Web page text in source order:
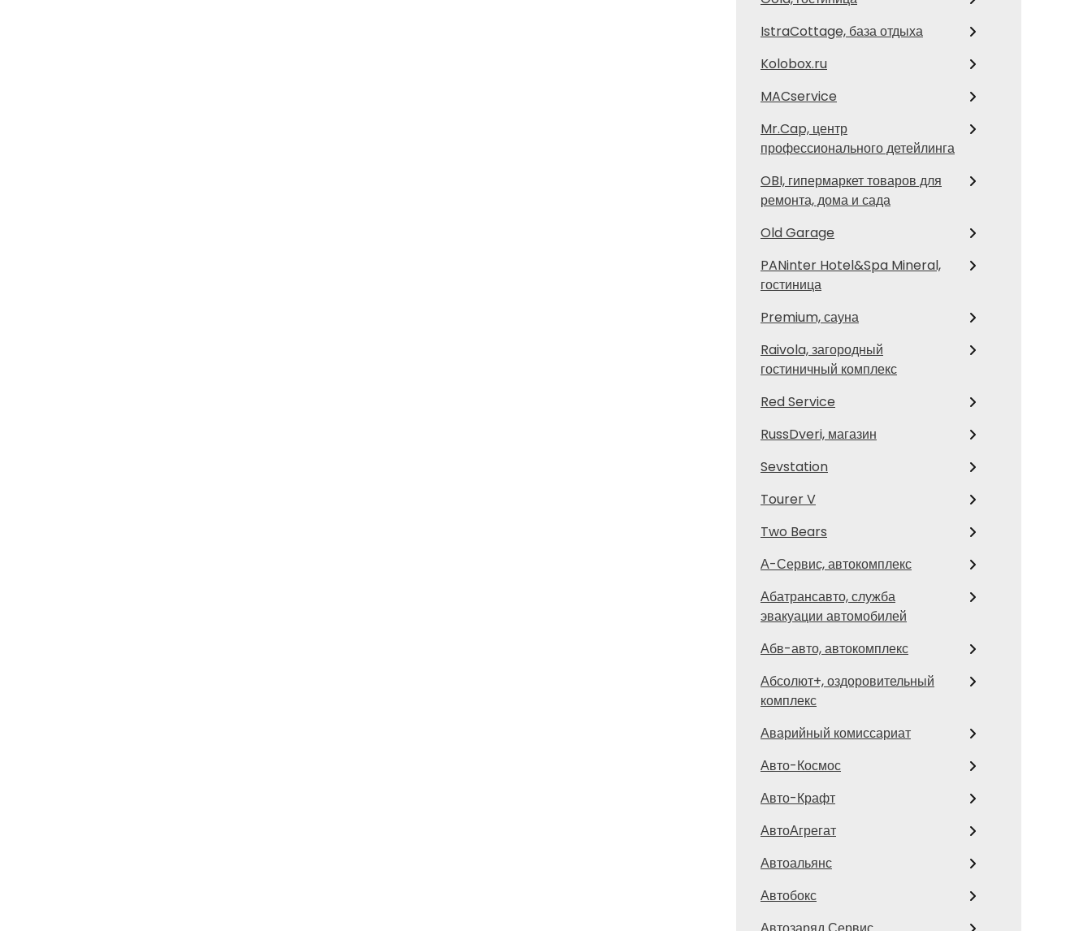
IstraCottage, база отдыха
Kolobox.ru
MACservice
Mr.Cap, центр
профессионального детейлинга
OBI, гипермаркет товаров для
ремонта, дома и сада
Old Garage
PANinter Hotel&Spa Mineral,
гостиница
Premium, сауна
Raivola, загородный
гостиничный комплекс
Red Service
RussDveri, магазин
Sevstation
Tourer V
Two Bears
А-Сервис, автокомплекс
Абатрансавто, служба
эвакуации автомобилей
Абв-авто, автокомплекс
Абсолют+, оздоровительный
комплекс
Аварийный комиссариат
Авто-Космос
Авто-Крафт
АвтоАгрегат
Автоальянс
Автобокс